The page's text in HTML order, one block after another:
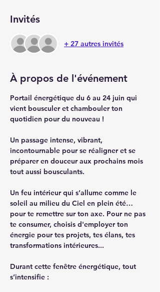
Invités
+ 27 autres invités
À propos de l'événement
Portail énergétique du 6 au 24 juin qui
vient bousculer et chambouler ton
quotidien pour du nouveau !
Un passage intense, vibrant,
incontournable pour se réaligner et se
préparer en douceur aux prochains mois
tout aussi bousculants.
Un feu intérieur qui s’allume comme le
soleil au milieu du Ciel en plein été…
pour te remettre sur ton axe. Pour ne pas
te consumer, choisis d'employer ton
énergie pour tes projets, tes élans, tes
transformations intérieures...
Durant cette fenêtre énergétique, tout
s’intensifie :